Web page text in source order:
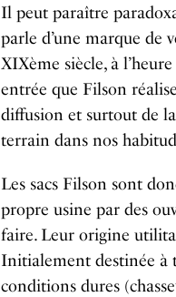
Il peut paraître
parle d’une marque de
XIXème siècle, à
entrée que Filson
diffusion et surtout de
terrain dans nos
Les sacs Filson sont
propre usine par des
faire. Leur origine
Initialement destinée à
conditions dures